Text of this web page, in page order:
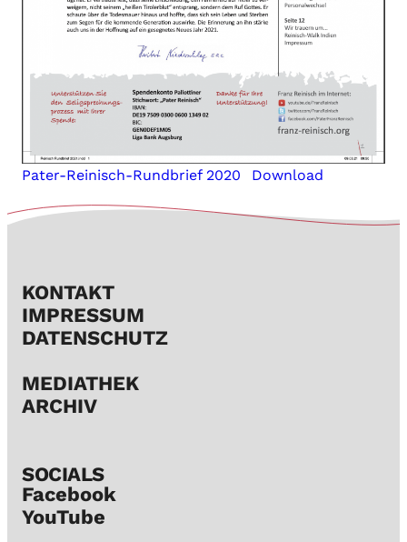
Pater-Reinisch-Rundbrief 2020 Download
KONTAKT
IMPRESSUM
DATENSCHUTZ
MEDIATHEK
ARCHIV
SOCIALS​
Facebook
YouTube